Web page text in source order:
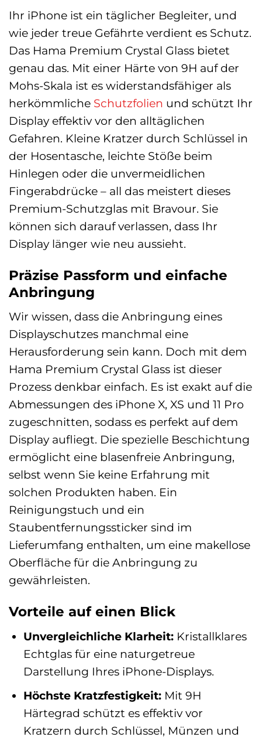
Ihr iPhone ist ein täglicher Begleiter, und
wie jeder treue Gefährte verdient es Schutz.
Das Hama Premium Crystal Glass bietet
genau das. Mit einer Härte von 9H auf der
Mohs-Skala ist es widerstandsfähiger als
herkömmliche Schutzfolien und schützt Ihr
Display effektiv vor den alltäglichen
Gefahren. Kleine Kratzer durch Schlüssel in
der Hosentasche, leichte Stöße beim
Hinlegen oder die unvermeidlichen
Fingerabdrücke – all das meistert dieses
Premium-Schutzglas mit Bravour. Sie
können sich darauf verlassen, dass Ihr
Display länger wie neu aussieht.
Präzise Passform und einfache
Anbringung
Wir wissen, dass die Anbringung eines
Displayschutzes manchmal eine
Herausforderung sein kann. Doch mit dem
Hama Premium Crystal Glass ist dieser
Prozess denkbar einfach. Es ist exakt auf die
Abmessungen des iPhone X, XS und 11 Pro
zugeschnitten, sodass es perfekt auf dem
Display aufliegt. Die spezielle Beschichtung
ermöglicht eine blasenfreie Anbringung,
selbst wenn Sie keine Erfahrung mit
solchen Produkten haben. Ein
Reinigungstuch und ein
Staubentfernungssticker sind im
Lieferumfang enthalten, um eine makellose
Oberfläche für die Anbringung zu
gewährleisten.
Vorteile auf einen Blick
Unvergleichliche Klarheit:Kristallklares
Echtglas für eine naturgetreue
Darstellung Ihres iPhone-Displays.
Höchste Kratzfestigkeit:Mit 9H
Härtegrad schützt es effektiv vor
Kratzern durch Schlüssel, Münzen und